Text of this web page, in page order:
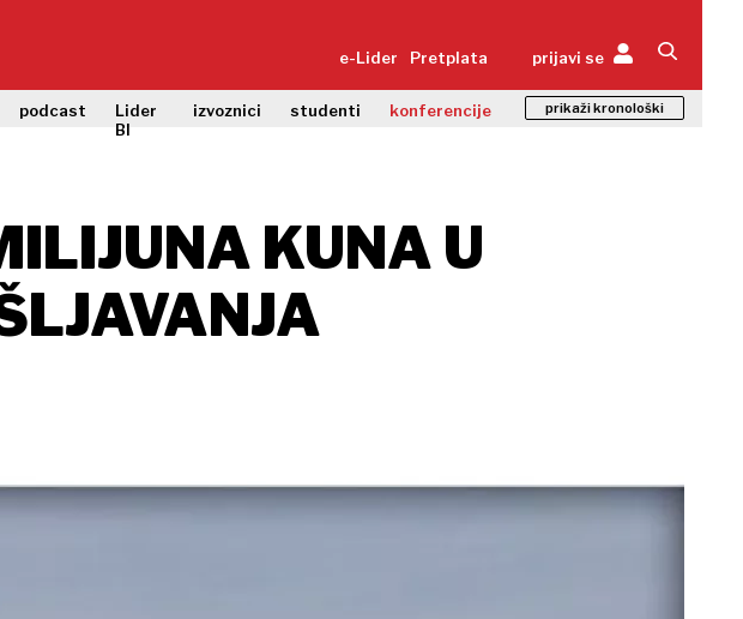
e-Lider Pretplata prijavi se
podcast
Lider
BI
izvoznici studenti konferencije prikaži kronološki
KUNA U